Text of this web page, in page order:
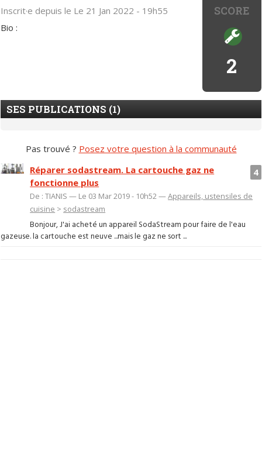
SCORE
2
Inscrit·e depuis le Le 21 Jan 2022 - 19h55
Bio :
SES PUBLICATIONS (1)
Pas trouvé ? Posez votre question à la communauté
4
Réparer sodastream. La cartouche gaz ne
fonctionne plus
De : TIANIS — Le 03 Mar 2019 - 10h52 —Appareils, ustensiles de
cuisine > sodastream
Bonjour, J'ai acheté un appareil SodaStream pour faire de l'eau
gazeuse. la cartouche est neuve ...mais le gaz ne sort ...